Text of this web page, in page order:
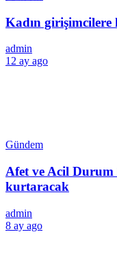
Kadın
admin
12 ay ago
Gündem
Afet ve Acil
kurtaracak
admin
8 ay ago